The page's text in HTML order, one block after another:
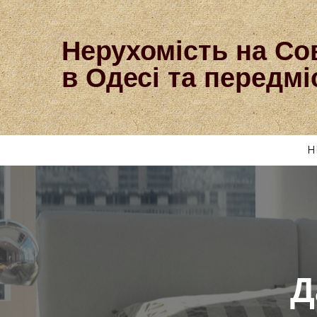
Нерухомість на
в Одесі та